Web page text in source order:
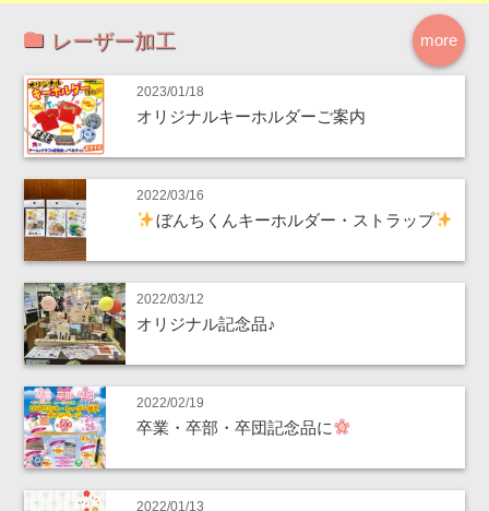
more
レーザー加工
2023/01/18
オリジナルキーホルダーご案内
2022/03/16
ぼんちくんキーホルダー・ストラップ
2022/03/12
オリジナル記念品♪
2022/02/19
卒業・卒部・卒団記念品に
2022/01/13